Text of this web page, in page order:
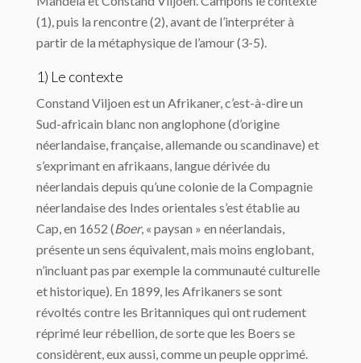
(1), puis la rencontre (2), avant de l’interpréter à
partir de la métaphysique de l’amour (3-5).
1) Le contexte
Constand Viljoen est un Afrikaner, c’est-à-dire un
Sud-africain blanc non anglophone (d’origine
néerlandaise, française, allemande ou scandinave) et
s’exprimant en afrikaans, langue dérivée du
néerlandais depuis qu’une colonie de la Compagnie
néerlandaise des Indes orientales s’est établie au
Cap, en 1652 (Boer, « paysan » en néerlandais,
présente un sens équivalent, mais moins englobant,
n’incluant pas par exemple la communauté culturelle
et historique). En 1899, les Afrikaners se sont
révoltés contre les Britanniques qui ont rudement
réprimé leur rébellion, de sorte que les Boers se
considèrent, eux aussi, comme un peuple opprimé.